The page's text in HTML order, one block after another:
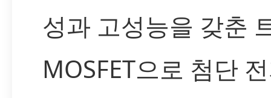
성과 고성능을 갖춘
MOSFET으로 첨단